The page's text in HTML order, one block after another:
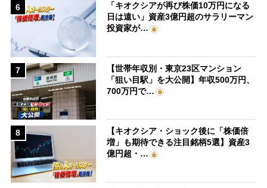
6
「キオクシアが再び株価10万円になる
日は遠い」資産3億円超のサラリーマン
投資家が…
7
【世帯年収別・東京23区マンション
「狙い目駅」を大公開】年収500万円、
700万円で…
8
【キオクシア・ショック後に「株価倍
増」も期待できる注目銘柄5選】資産3
億円超・…